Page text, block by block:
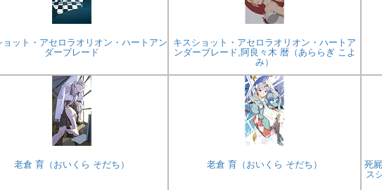
ョット・アセロラオリオン・ハートアン
ダーブレード
キスショット・アセロラオリオン・ハートア
ンダーブレード,阿良々木 暦（あららぎ こよ
み）
老倉 育（おいくら そだち） 老倉 育（おいくら そだち）
死
ス